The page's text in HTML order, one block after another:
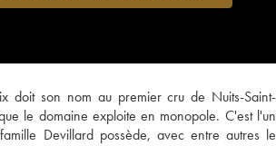
doit son nom au premier cru de Nuits-Saint-
le domaine exploite en monopole. C'est l'un
Devillard possède, avec entre autres le